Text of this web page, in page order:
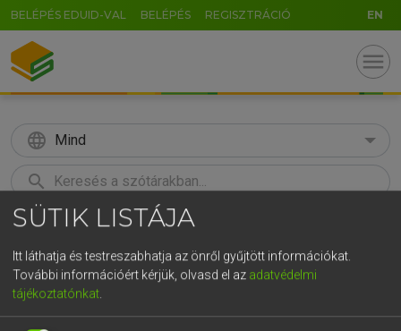
BELÉPÉS EDUID-VAL BELÉPÉS REGISZTRÁCIÓ EN
menu
language Mind
search
KERESÉS
Európai uniós terminológiai szótár
SÜTIK LISTÁJA
Itt láthatja és testreszabhatja az önről gyűjtött információkat.
További információért kérjük, olvasd el az adatvédelmi
tájékoztatónkat.
GR
t z u i o p
g h j k l é á ű Ω